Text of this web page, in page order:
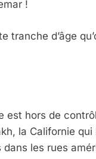
!
tranche d’âge
est hors de
la Californie
les rues